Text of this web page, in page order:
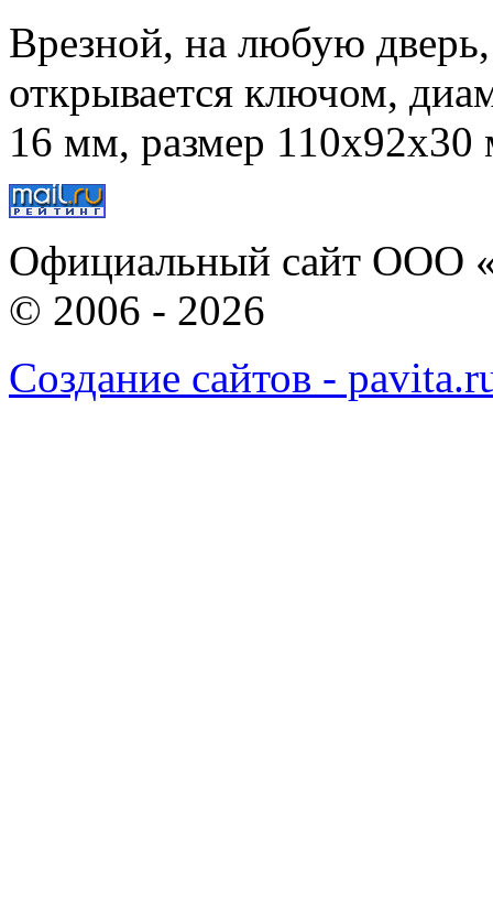
Врезной, на любую
открывается ключом,
16 мм, размер 110х92х30
Официальный сайт ООО
© 2006 - 2026
Создание сайтов -